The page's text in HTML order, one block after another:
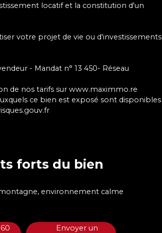
locatif et la constitution d'un
votre projet de vie ou d'investissements
- Mandat n° 13 450- Réseau
de nos tarifs sur www.maximmo.re
ce bien est exposé sont disponibles
forts du bien
environnement calme
Envoyer un